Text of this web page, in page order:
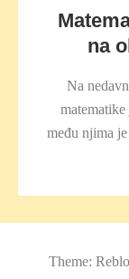
na
Na
među njima
Theme: